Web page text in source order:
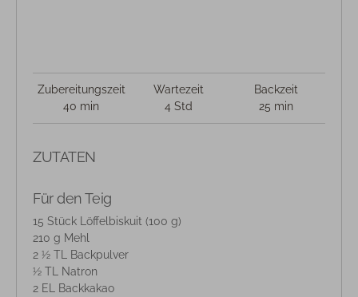
Zubereitungszeit
40 min
Wartezeit
4 Std
Backzeit
25 min
ZUTATEN
Für den Teig
15 Stück Löffelbiskuit (100 g)
210 g Mehl
2 ½ TL Backpulver
½ TL Natron
2 EL Backkakao